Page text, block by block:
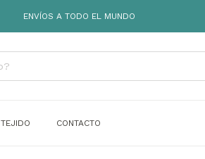
ENVÍOS A TODO EL MUNDO
TEJIDO CONTACTO